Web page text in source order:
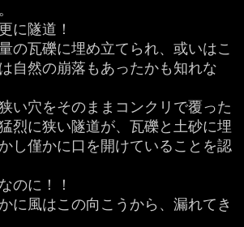
に隧道！
の瓦礫に埋め立てられ、或いはこ
自然の崩落もあったかも知れな
い穴をそのままコンクリで覆った
烈に狭い隧道が、瓦礫と土砂に埋
し僅かに口を開けていることを認
のに！！
に風はこの向こうから、漏れてき